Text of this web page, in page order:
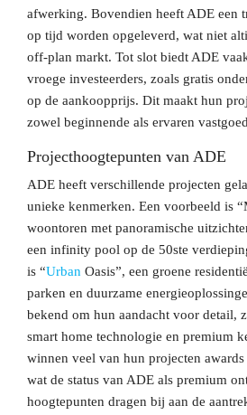
afwerking. Bovendien heeft ADE een
op tijd worden opgeleverd, wat niet
off-plan markt. Tot slot biedt ADE
vroege investeerders, zoals gratis
op de aankoopprijs. Dit maakt hun
zowel beginnende als ervaren
Projecthoogtepunten van ADE
ADE heeft verschillende projecten
unieke kenmerken. Een voorbeeld is
woontoren met panoramische
een infinity pool op de 50ste
is “Urban Oasis”, een groene
parken en duurzame
bekend om hun aandacht voor detail,
smart home technologie en premium
winnen veel van hun projecten
wat de status van ADE als premium
hoogtepunten dragen bij aan de